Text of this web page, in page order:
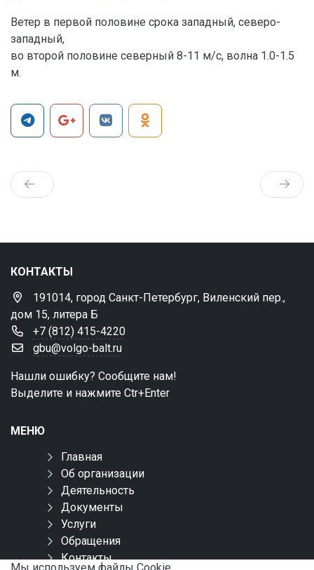
Ветер в первой половине срока западный, северо-
западный,
во второй половине северный 8-11 м/с, волна 1.0-1.5
м.
КОНТАКТЫ
191014, город Санкт-Петербург, Виленский пер.,
дом 15, литера Б
+7 (812) 415-4220
gbu@volgo-balt.ru
Нашли ошибку? Сообщите нам!
Выделите и нажмите Ctr+Enter
МЕНЮ
Главная
Об организации
Деятельность
Документы
Услуги
Обращения
Контакты